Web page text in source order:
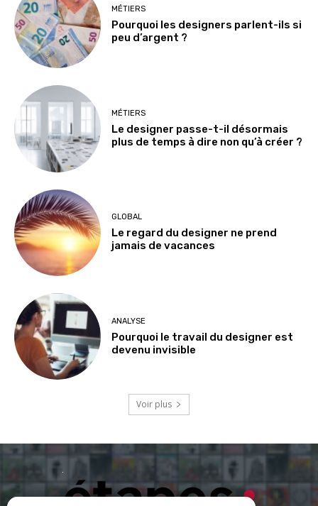
MÉTIERS
Pourquoi les designers parlent-ils si
peu d’argent ?
MÉTIERS
Le designer passe-t-il désormais
plus de temps à dire non qu’à créer ?
GLOBAL
Le regard du designer ne prend
jamais de vacances
ANALYSE
Pourquoi le travail du designer est
devenu invisible
Voir plus